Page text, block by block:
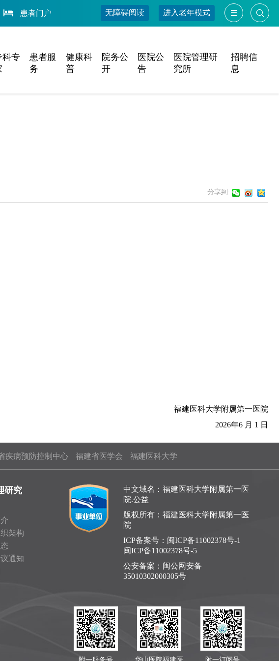
患者门户 无障碍阅读 进入老年模式
科专
患者服
务
健康科
普
院务公
开
医院公
告
医院管理研
究所
招聘信
息
分享到:
福建医科大学附属第一医院
2026年6 月 1 日
疾病预防控制中心 福建省医学会 福建医科大学
研究
架构
通知
中文域名：福建医科大学附属第一医
院.公益
版权所有：福建医科大学附属第一医
院
ICP备案号： 闽ICP备11002378号-1
闽ICP备11002378号-5
公安备案： 闽公网安备
35010302000305号